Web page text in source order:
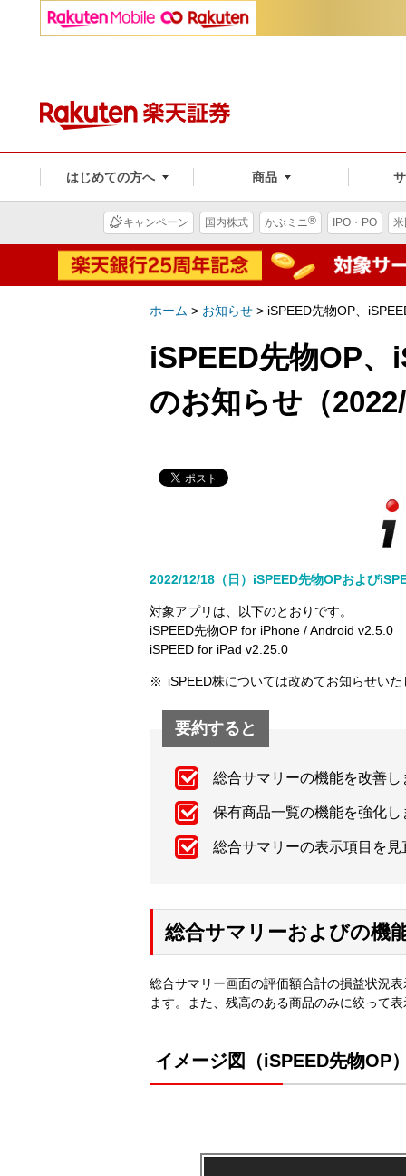
はじめての方へ 商品
キャンペーン 国内株式 かぶミニ® IPO・PO
ホーム > お知らせ > iSPEED先物OP、
iSPEED先物OP
のお知らせ（
2022/12/18（日）iSPEED先物OPおよび
対象アプリは、以下のとおりです。
iSPEED先物OP for iPhone / Android v2.5.0
iSPEED for iPad v2.25.0
iSPEED株については改めてお知らせいた
要約すると
総合サマリーの機能を改善し
保有商品一覧の機能を強化
総合サマリーの表示項目を見
総合サマリーおよびの機
総合サマリー画面の評価額合計の損益状況
ます。また、残高のある商品のみに絞って
イメージ図（iSPEED先物OP